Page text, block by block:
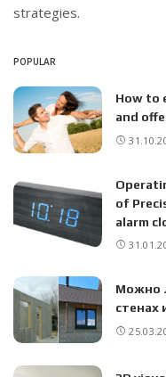
strategies.
POPULAR
How to
and
of
alarm
Можно
стенах